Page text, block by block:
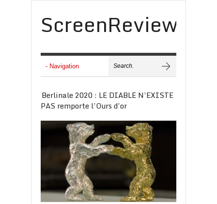
ScreenReview
Berlinale 2020 : LE DIABLE N’EXISTE
PAS remporte l’Ours d’or